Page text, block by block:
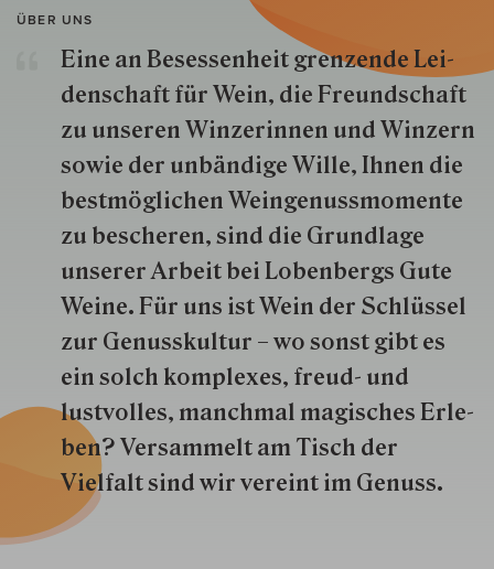
ÜBER UNS
Eine an Besessenheit gren­zende Lei­
den­schaft für Wein, die Freund­schaft
zu unseren Win­zer­innen und Win­zern
so­wie der un­bän­dige Wille, Ihnen die
best­mög­lich­en Wein­genuss­momente
zu besche­ren, sind die Grund­lage
unserer Arbeit bei Lobenbergs Gute
Weine. Für uns ist Wein der Schlüs­sel
zur Genuss­kultur – wo sonst gibt es
ein solch kom­plexes, freud- und
lustvolles, manchmal ma­gisch­es Er­le­
ben? Versammelt am Tisch der
Vielfalt sind wir ver­eint im Genuss.